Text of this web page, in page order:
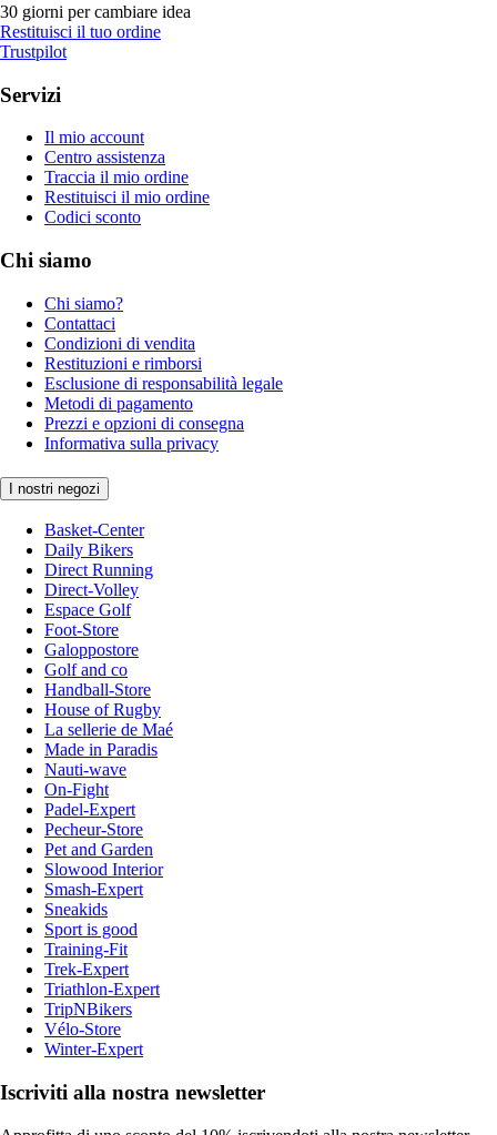
30 giorni per cambiare idea
Restituisci il tuo ordine
Trustpilot
Servizi
Il mio account
Centro assistenza
Traccia il mio ordine
Restituisci il mio ordine
Codici sconto
Chi siamo
Chi siamo?
Contattaci
Condizioni di vendita
Restituzioni e rimborsi
Esclusione di responsabilità legale
Metodi di pagamento
Prezzi e opzioni di consegna
Informativa sulla privacy
I nostri negozi
Basket-Center
Daily Bikers
Direct Running
Direct-Volley
Espace Golf
Foot-Store
Galoppostore
Golf and co
Handball-Store
House of Rugby
La sellerie de Maé
Made in Paradis
Nauti-wave
On-Fight
Padel-Expert
Pecheur-Store
Pet and Garden
Slowood Interior
Smash-Expert
Sneakids
Sport is good
Training-Fit
Trek-Expert
Triathlon-Expert
TripNBikers
Vélo-Store
Winter-Expert
Iscriviti alla nostra newsletter